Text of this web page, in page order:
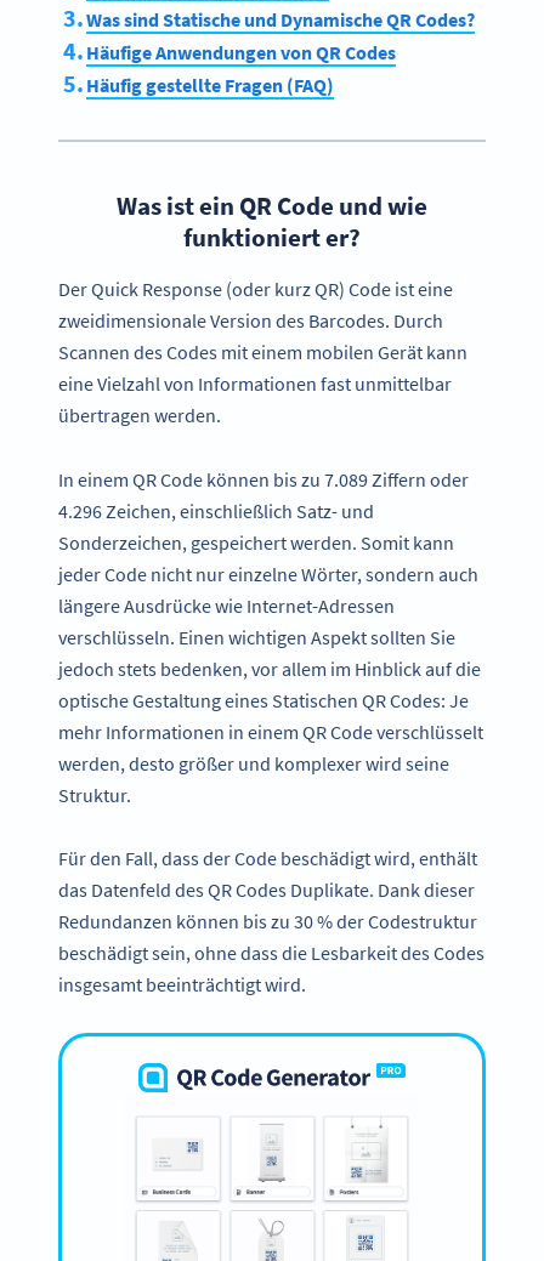
Was sind Statische und Dynamische QR Codes?
Häufige Anwendungen von QR Codes
Häufig gestellte Fragen (FAQ)
Was ist ein QR Code und wie
funktioniert er?
Der Quick Response (oder kurz QR) Code ist eine
zweidimensionale Version des Barcodes. Durch
Scannen des Codes mit einem mobilen Gerät kann
eine Vielzahl von Informationen fast unmittelbar
übertragen werden.
In einem QR Code können bis zu 7.089 Ziffern oder
4.296 Zeichen, einschließlich Satz- und
Sonderzeichen, gespeichert werden. Somit kann
jeder Code nicht nur einzelne Wörter, sondern auch
längere Ausdrücke wie Internet-Adressen
verschlüsseln. Einen wichtigen Aspekt sollten Sie
jedoch stets bedenken, vor allem im Hinblick auf die
optische Gestaltung eines Statischen QR Codes: Je
mehr Informationen in einem QR Code verschlüsselt
werden, desto größer und komplexer wird seine
Struktur.
Für den Fall, dass der Code beschädigt wird, enthält
das Datenfeld des QR Codes Duplikate. Dank dieser
Redundanzen können bis zu 30 % der Codestruktur
beschädigt sein, ohne dass die Lesbarkeit des Codes
insgesamt beeinträchtigt wird.